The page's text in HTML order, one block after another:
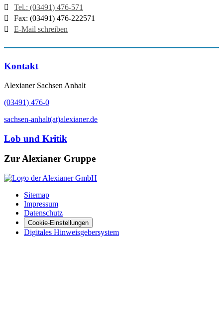
Tel.: (03491) 476-571
Fax: (03491) 476-222571
E-Mail schreiben
Kontakt
Alexianer Sachsen Anhalt
(03491) 476-0
sachsen-anhalt(at)alexianer.de
Lob und Kritik
Zur Alexianer Gruppe
Sitemap
Impressum
Datenschutz
Cookie-Einstellungen
Digitales Hinweisgebersystem